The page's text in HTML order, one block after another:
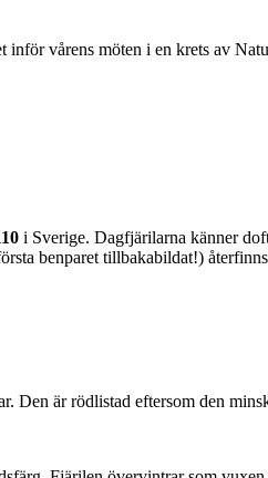
vårens möten i en krets av
i Sverige. Dagfjärilarna känner
benparet tillbakabildat!)
är rödlistad eftersom den